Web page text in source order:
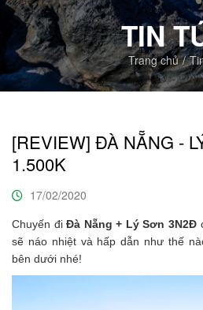
TIN
Trang chủ
[REVIEW] ĐÀ NẴNG -
1.500K
17/02/2020
Chuyến điĐà Nẵng + Lý Sơn 3N2Đ
sẽ náo nhiệt và hấp dẫn như thế
bên dưới nhé!